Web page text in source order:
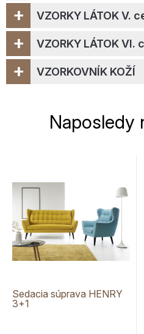
VZORKY LÁTOK V.
+
VZORKY LÁTOK VI.
+
VZORKOVNÍK KOŽÍ
+
Naposledy
Sedacia súprava HENRY
3+1